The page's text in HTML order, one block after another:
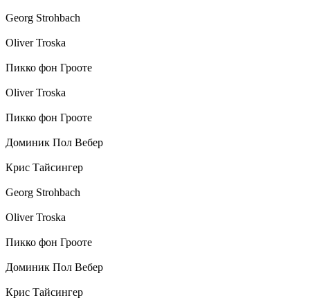
Georg Strohbach
Oliver Troska
Пикко фон Грооте
Oliver Troska
Пикко фон Грооте
Доминик Пол Вебер
Крис Тайсингер
Georg Strohbach
Oliver Troska
Пикко фон Грооте
Доминик Пол Вебер
Крис Тайсингер